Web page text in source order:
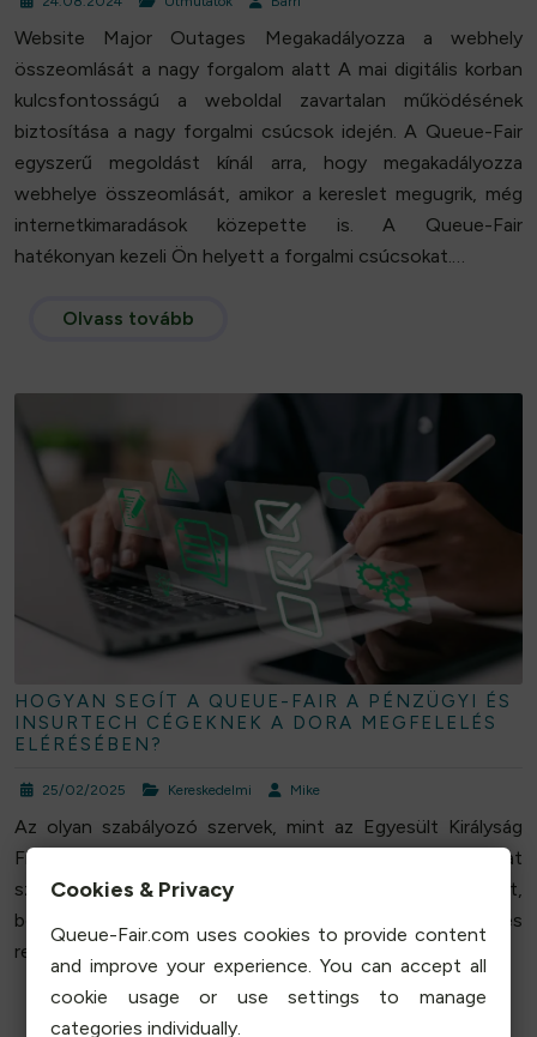
Website Major Outages Megakadályozza a webhely
összeomlását a nagy forgalom alatt A mai digitális korban
kulcsfontosságú a weboldal zavartalan működésének
biztosítása a nagy forgalmi csúcsok idején. A Queue-Fair
egyszerű megoldást kínál arra, hogy megakadályozza
webhelye összeomlását, amikor a kereslet megugrik, még
internetkimaradások közepette is. A Queue-Fair
hatékonyan kezeli Ön helyett a forgalmi csúcsokat.…
Olvass tovább
HOGYAN SEGÍT A QUEUE-FAIR A PÉNZÜGYI ÉS
INSURTECH CÉGEKNEK A DORA MEGFELELÉS
ELÉRÉSÉBEN?
25/02/2025 Kereskedelmi Mike
Az olyan szabályozó szervek, mint az Egyesült Királyság
Financial Conduct Authority (FCA), jelentős bírságokat
szabtak ki a pénzintézetekre működési hibák miatt,
beleértve az ügyfeleket hátrányosan érintő weboldal- és
rendszerleállásokat.…
Olvass tovább
Cookies & Privacy
Queue-Fair.com uses cookies to provide content
and improve your experience. You can accept all
cookie usage or use settings to manage
categories individually.